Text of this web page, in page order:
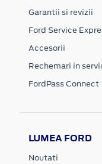
Garantii si revizii
Ford Service
Accesorii
Rechemari in
FordPass Connect
LUMEA FORD
Noutati